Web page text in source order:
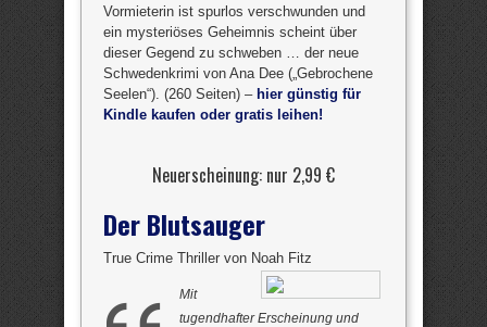
Vormieterin ist spurlos verschwunden und
ein mysteriöses Geheimnis scheint über
dieser Gegend zu schweben … der neue
Schwedenkrimi von Ana Dee („Gebrochene
Seelen“). (260 Seiten) – hier günstig für
Kindle kaufen oder gratis leihen!
Neuerscheinung: nur 2,99 €
Der Blutsauger
True Crime Thriller von Noah Fitz
Mit
tugendhafter Erscheinung und